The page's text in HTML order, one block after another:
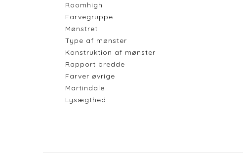
Roomhigh
Farvegruppe
Mønstret
Type af mønster
Konstruktion af mønster
Rapport bredde
Farver øvrige
Martindale
Lysægthed